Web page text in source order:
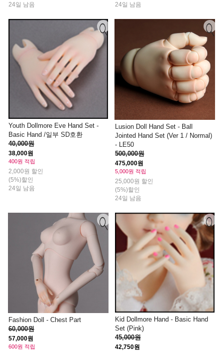
24일 남음
24일 남음
Youth Dollmore Eve Hand Set -
Basic Hand /일부 SD호환
40,000원
38,000원
400원 적립
2,000원 할인
(5%)할인
24일 남음
Lusion Doll Hand Set - Ball
Jointed Hand Set (Ver 1 / Normal)
- LE50
500,000원
475,000원
5,000원 적립
25,000원 할인
(5%)할인
24일 남음
Fashion Doll - Chest Part
60,000원
57,000원
600원 적립
Kid Dollmore Hand - Basic Hand
Set (Pink)
45,000원
42,750원